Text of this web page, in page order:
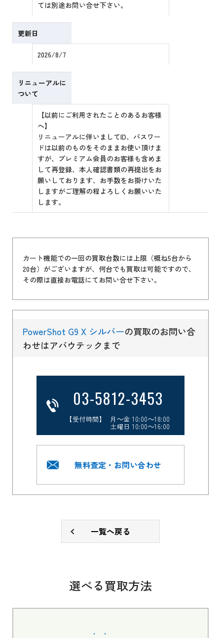
ては別途お問い合せ下さい。
更新日
2026/8/7
リニューアルに
ついて
【以前にご利用されたことのあるお客様
へ】
リニューアルに伴いましてID、パスワー
ドは以前のものをそのままお使い頂けま
すが、プレミアム会員のお客様も含めま
して再登録、本人確認書類の再提出をお
願いしております、お手数をお掛けいた
しますがご理解の程よろしくお願いいた
します。
カート機能での一回の買取台数には上限（概ね5台から
20台）がございますが、何台でも買取は可能ですので、
その際は直接お電話にてお問い合せ下さい。
PowerShot G9 X シルバーの買取のお問い合
わせはアバウテックまで
03-5812-3453
【受付時間】 月～金 10:00～18:00
土曜日 10:00～16:00
無料査定・お問い合わせ
一覧へ戻る
選べる買取方法